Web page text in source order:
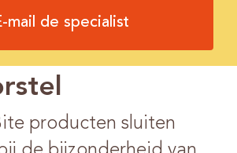
mail de specialist
producten sluiten